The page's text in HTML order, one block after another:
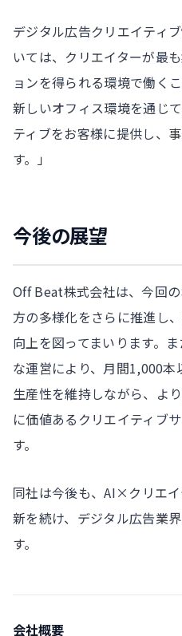
デジタル広告クリエイティ
いては、クリエイターが最
ョンを得られる環境で働く
新しいオフィス環境を通じ
ティブをお客様に提供し、
す。」
今後の展望
Off Beat株式会社は、今回
方の多様化をさらに推進し
向上を図ってまいります。
な運営により、月間1,000
生産性を維持しながら、よ
に価値あるクリエイティブ
す。
同社は今後も、AI×クリエ
新を続け、デジタル広告業
す。
会社概要